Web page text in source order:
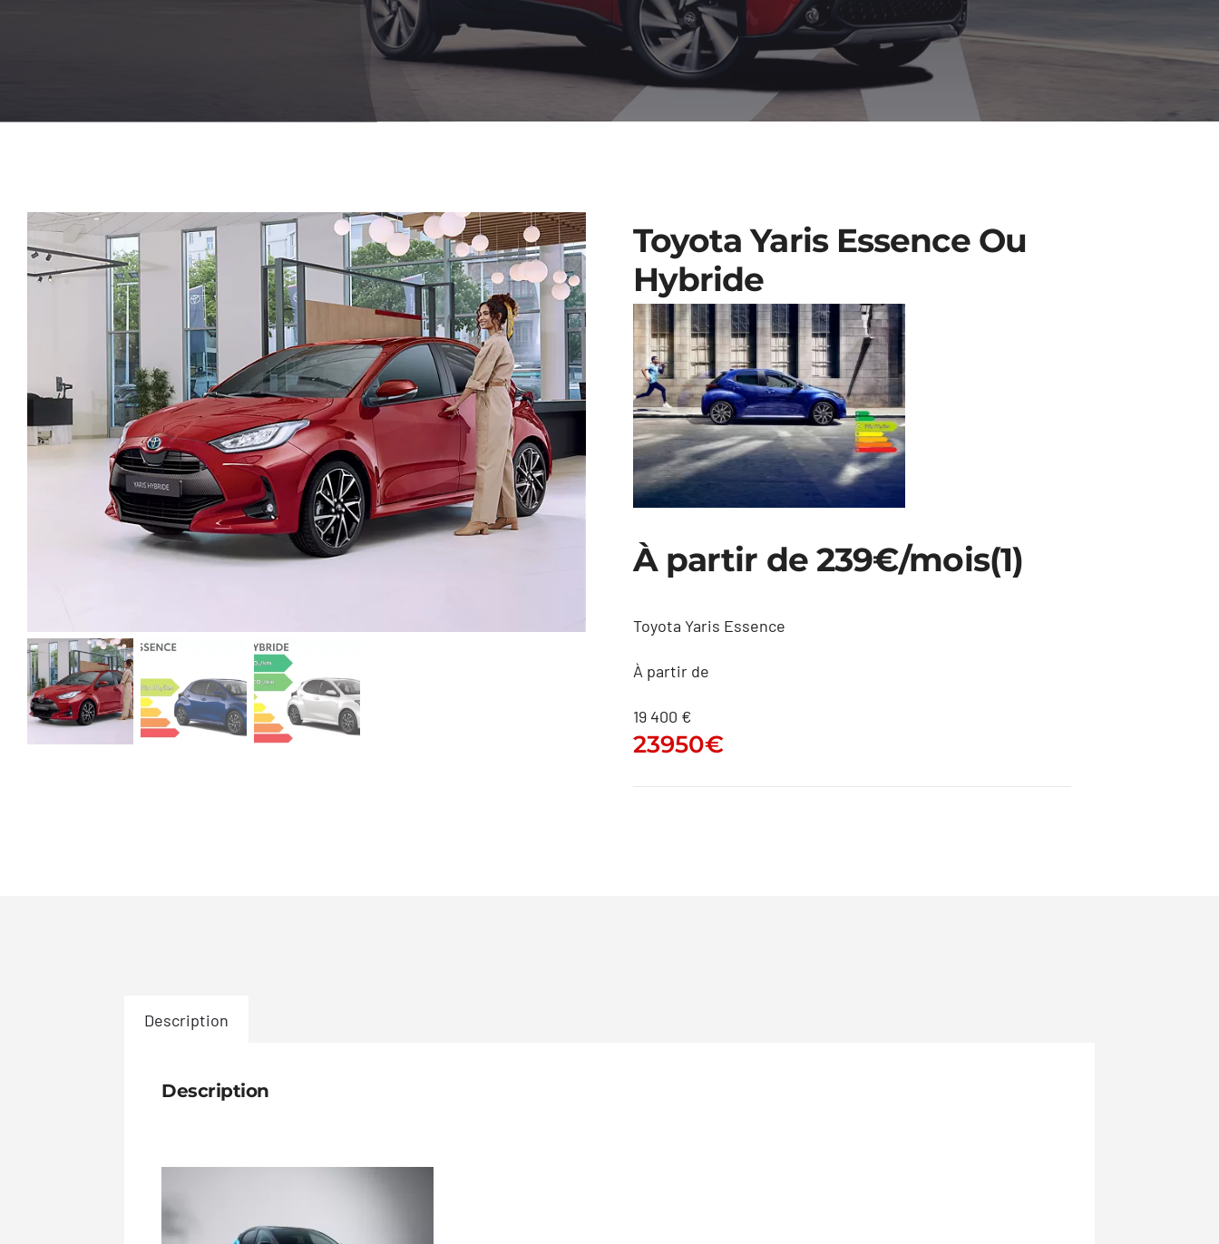
Toyota Yaris Essence Ou
Hybride
À partir de 239€/mois(1)
Toyota Yaris Essence
À partir de
19 400 €
23950€
Description
Description